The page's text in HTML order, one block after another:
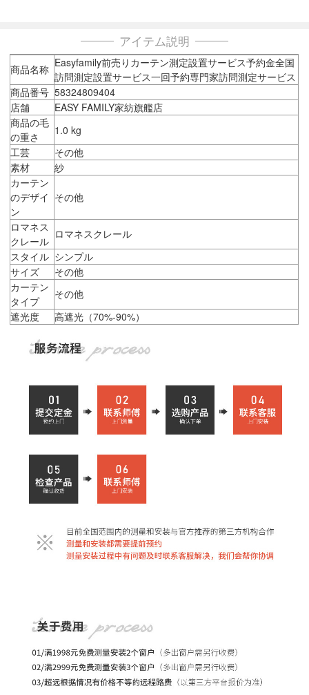
アイテム説明
商品名称 Easyfamily前売りカーテン測定設置サービス予約金全国
訪問測定設置サービス一回予約専門家訪問測定サービス
商品番号 58324809404
店舗
EASY FAMILY家紡旗艦店
商品の毛
の重さ
1.0 kg
工芸
その他
素材
紗
カーテン
のデザイ
ン
その他
ロマネス
クレール
ロマネスクレール
スタイル シンプル
サイズ
その他
カーテン
タイプ
その他
遮光度
高遮光（70%-90%）